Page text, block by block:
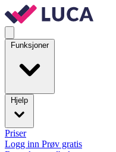
Funksjoner
Hjelp
Priser
Logg inn Prøv gratis